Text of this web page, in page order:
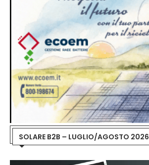
SOLARE B2B – LUGLIO/AGOSTO 2026